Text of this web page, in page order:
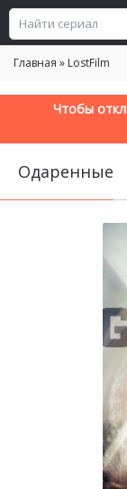
Главная » LostFilm
Чтобы
Одаренные